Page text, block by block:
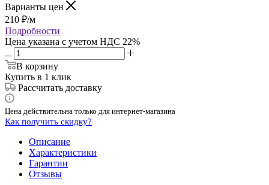
Варианты цен
210 ₽/м
Подробности
Цена указана с учетом НДС 22%
В корзину
Купить в 1 клик
Рассчитать доставку
Цена действительна только для интернет-магазина
Как получить скидку?
Описание
Характеристики
Гарантии
Отзывы